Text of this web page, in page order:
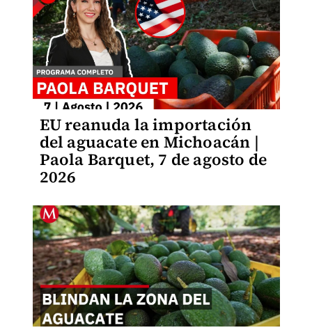
EU reanuda la importación
del aguacate en Michoacán |
Paola Barquet, 7 de agosto de
2026